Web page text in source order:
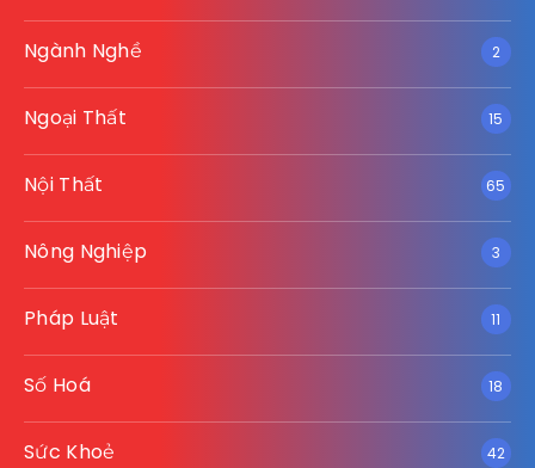
Ngành Nghề 2
Ngoại Thất 15
Nội Thất 65
Nông Nghiệp 3
Pháp Luật 11
Số Hoá 18
Sức Khoẻ 42